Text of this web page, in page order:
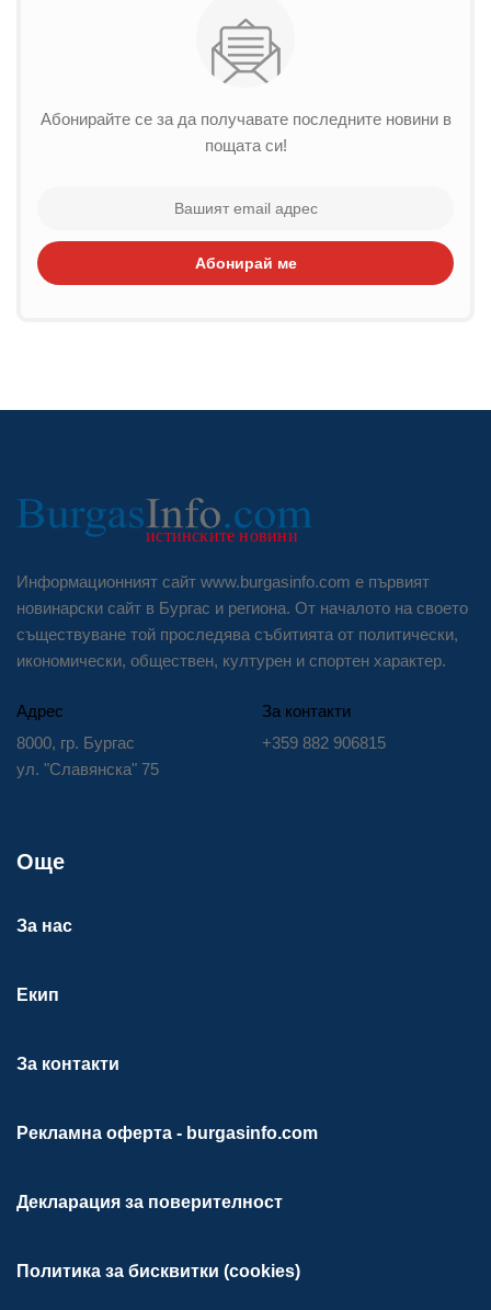
Абонирайте се за да получавате последните новини в
пощата си!
Абонирай ме
Информационният сайт www.burgasinfo.com е първият
новинарски сайт в Бургас и региона. От началото на своето
съществуване той проследява събитията от политически,
икономически, обществен, културен и спортен характер.
Адрес
8000, гр. Бургас
ул. "Славянска" 75
За контакти
+359 882 906815
Още
За нас
Екип
За контакти
Рекламна оферта - burgasinfo.com
Декларация за поверителност
Политика за бисквитки (cookies)